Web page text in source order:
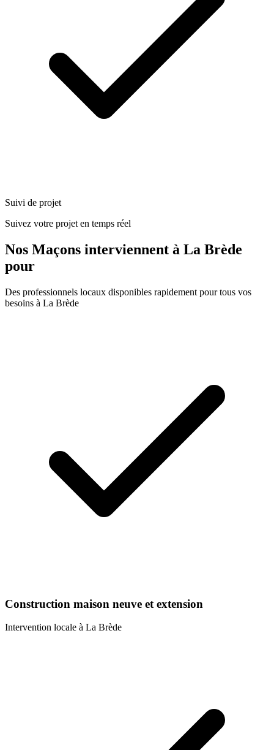
Suivi de projet
Suivez votre projet en temps réel
Nos Maçons interviennent à La Brède
pour
Des professionnels locaux disponibles rapidement pour tous vos
besoins à La Brède
Construction maison neuve et extension
Intervention locale à La Brède